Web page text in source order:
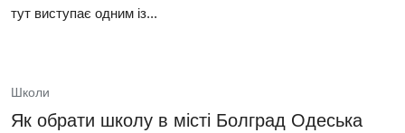
тут виступає одним із...
Школи
Як обрати школу в місті Болград Одеська